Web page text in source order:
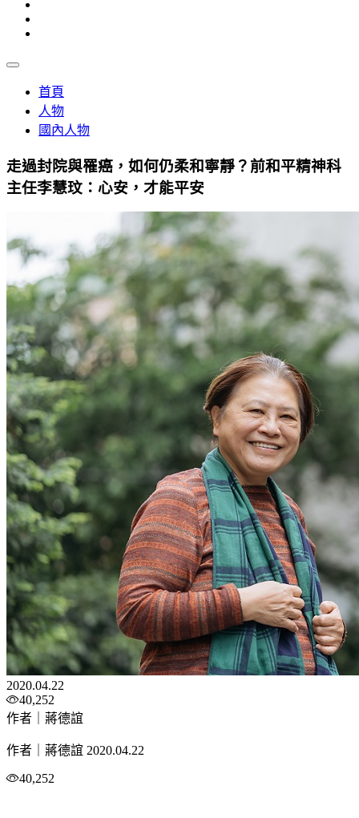
首頁
人物
國內人物
走過封院與罹癌，如何仍柔和寧靜？前和平精神科
主任李慧玟：心安，才能平安
2020.04.22
40,252
作者｜蔣德誼
作者｜蔣德誼 2020.04.22
40,252